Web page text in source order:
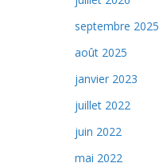
septembre 2025
août 2025
janvier 2023
juillet 2022
juin 2022
mai 2022